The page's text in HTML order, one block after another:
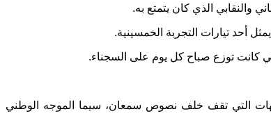
والنقابي الذي كان يتمتع به.
أحد تيارات التجربة الخمسينية.
كانت توزع صباح كل يوم على السجناء.
التي تقف خلف نصوص سمعان، سيما الموجه الوطني